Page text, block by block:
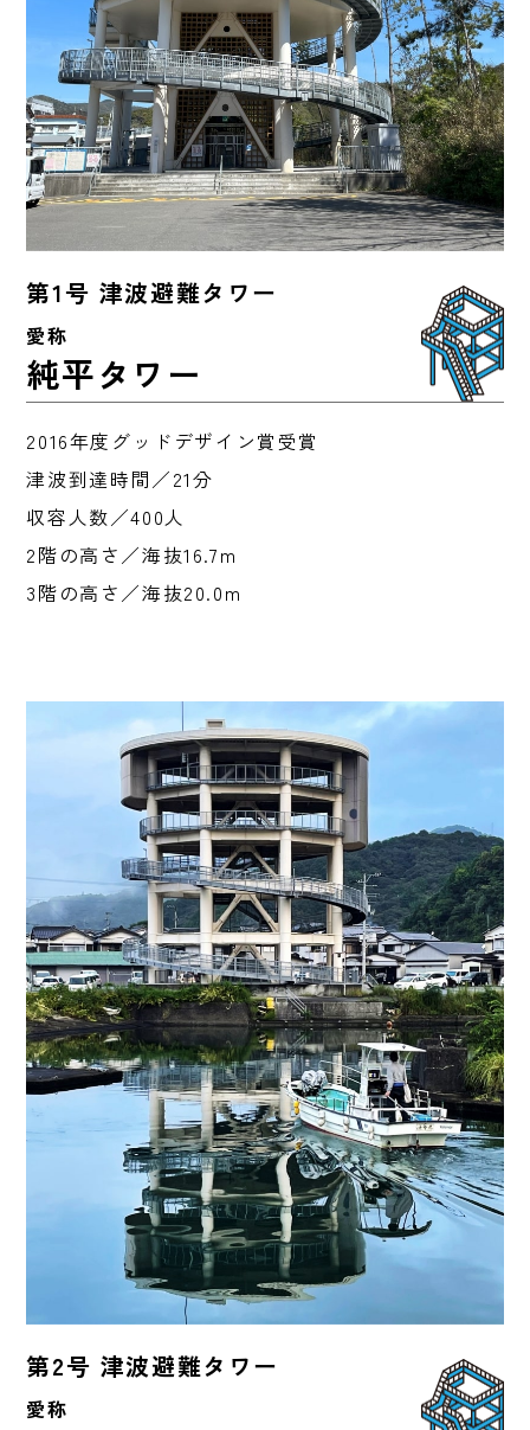
第1号 津波避難タワー
愛称
純平タワー
2016年度グッドデザイン賞受賞
津波到達時間／21分
収容人数／400人
2階の高さ／海抜16.7m
3階の高さ／海抜20.0m
第2号 津波避難タワー
愛称